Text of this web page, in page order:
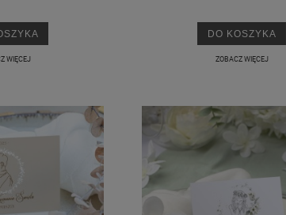
WIĘCEJ
DO KOSZYKA
ZOBACZ WIĘCEJ